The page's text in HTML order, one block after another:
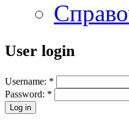
User login
Username: *
Password: *